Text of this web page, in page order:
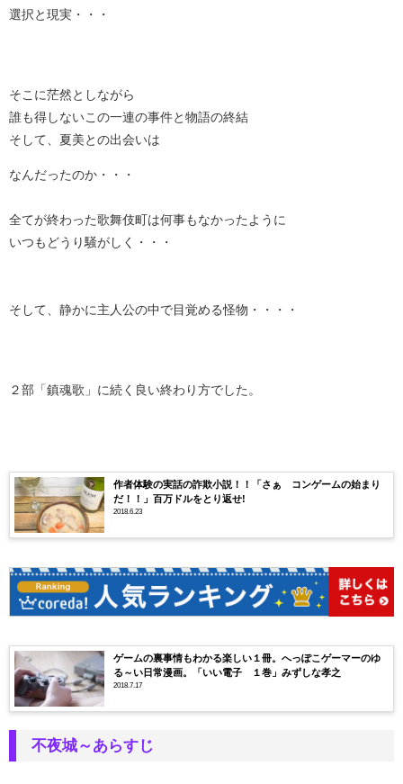
選択と現実・・・
そこに茫然としながら
誰も得しないこの一連の事件と物語の終結
そして、夏美との出会いは
なんだったのか・・・
全てが終わった歌舞伎町は何事もなかったように
いつもどうり騒がしく・・・
そして、静かに主人公の中で目覚める怪物・・・・
２部「鎮魂歌」に続く良い終わり方でした。
作者体験の実話の詐欺小説！！「さぁ コンゲームの始まり
だ！！」百万ドルをとり返せ!
2018.6.23
ゲームの裏事情もわかる楽しい１冊。へっぽこゲーマーのゆ
る～い日常漫画。「いい電子 １巻」みずしな孝之
2018.7.17
不夜城～あらすじ